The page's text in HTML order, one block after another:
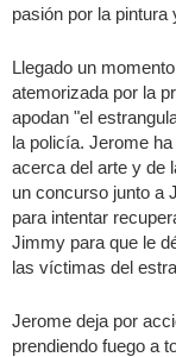
pasión por la
Llegado un
atemorizada por la
apodan "el
la policía. Jerome
acerca del arte y de
un concurso junto a
para intentar
Jimmy para que le
las víctimas del
Jerome deja por
prendiendo fuego a